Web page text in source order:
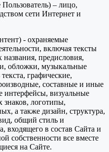
Пользователь) – лицо,
сети Интернет и
- охраняемые
включая тексты
предисловия,
обложки, музыкальные
графические,
составные и иные
интерфейсы, визуальные
знаков, логотипы,
а также дизайн, структура,
общий стиль и
входящего в состав Сайта и
собственности все вместе
на Сайте.